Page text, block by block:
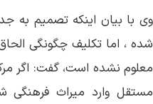
وی با بیان اینکه تصمیم به
شده ، اما تکلیف چگونگی
معلوم نشده است، گفت: اگر
مستقل وارد میراث فرهنگی